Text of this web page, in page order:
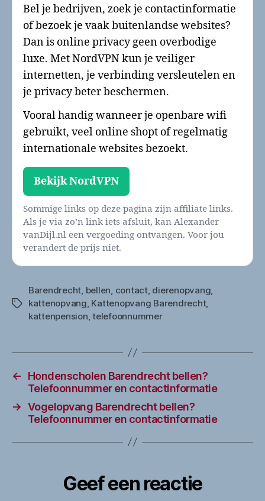
Bel je bedrijven, zoek je contactinformatie
of bezoek je vaak buitenlandse websites?
Dan is online privacy geen overbodige
luxe. Met NordVPN kun je veiliger
internetten, je verbinding versleutelen en
je privacy beter beschermen.
Vooral handig wanneer je openbare wifi
gebruikt, veel online shopt of regelmatig
internationale websites bezoekt.
Bekijk NordVPN
Sommige links op deze pagina zijn affiliate links.
Als je via zo’n link iets afsluit, kan Alexander
vanDijl.nl een vergoeding ontvangen. Voor jou
verandert de prijs niet.
Tags
Barendrecht bellen contact, dierenopvang
kattenopvang Kattenopvang Barendrecht,
kattenpension ,telefoonnummer
←
Hondenscholen Barendrecht bellen?
Telefoonnummer en contactinformatie
→ Vogelopvang Barendrecht bellen?
Telefoonnummer en contactinformatie
Geef een reactie